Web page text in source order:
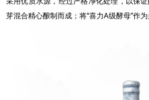
芽混合精心酿制而成；将“喜力A级酵母”作